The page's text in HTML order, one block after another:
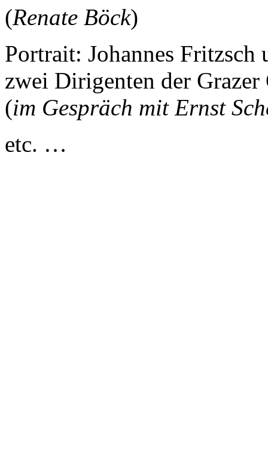
(Renate Böck)
Portrait: Johannes
zwei Dirigenten der Grazer
(im Gespräch mit Ernst
etc. …